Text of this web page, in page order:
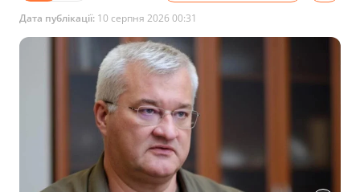
Дата публікації: 10 серпня 2026 00:31